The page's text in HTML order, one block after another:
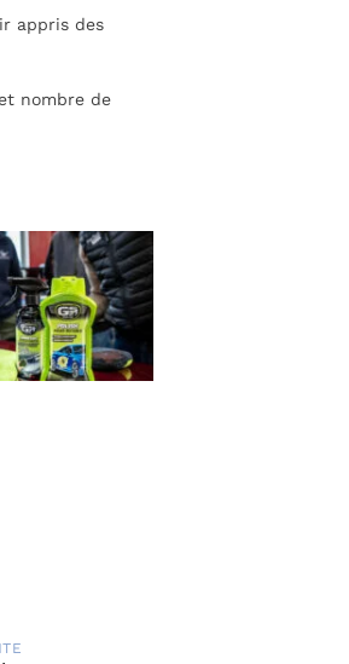
appris des
nombre de